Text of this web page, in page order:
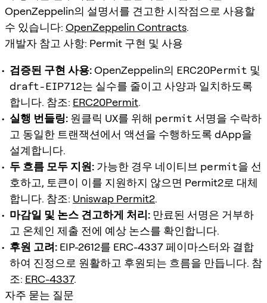
OpenZeppelin의 설명서를 견고한 시작점으로 사용할
수 있습니다: OpenZeppelin Contracts.
개발자 참고 사항: Permit 구현 및 사용
검증된 구현 사용:OpenZeppelin의 ERC20Permit 및
draft-EIP712는 실수를 줄이고 사양과 일치하도록
합니다. 참조: ERC20Permit.
실행 번들링: 원클릭 UX를 위해 permit 서명을 수락하
고 동일한 트랜잭션에서 액션을 수행하도록 dApp을
설계합니다.
두 흐름 모두 지원: 가능한 경우 네이티브 permit을 선
호하고, 토큰이 이를 지원하지 않으면 Permit2로 대체
합니다. 참조: Uniswap Permit2.
마감일 및 논스 견고하게 처리: 만료된 서명은 거부하
고 온체인 제출 전에 예상 논스를 확인합니다.
후원 고려: EIP-2612를 ERC-4337 페이마스터와 결합
하여 진정으로 원활하고 후원되는 흐름을 만듭니다. 참
조: ERC-4337.
자주 묻는 질문